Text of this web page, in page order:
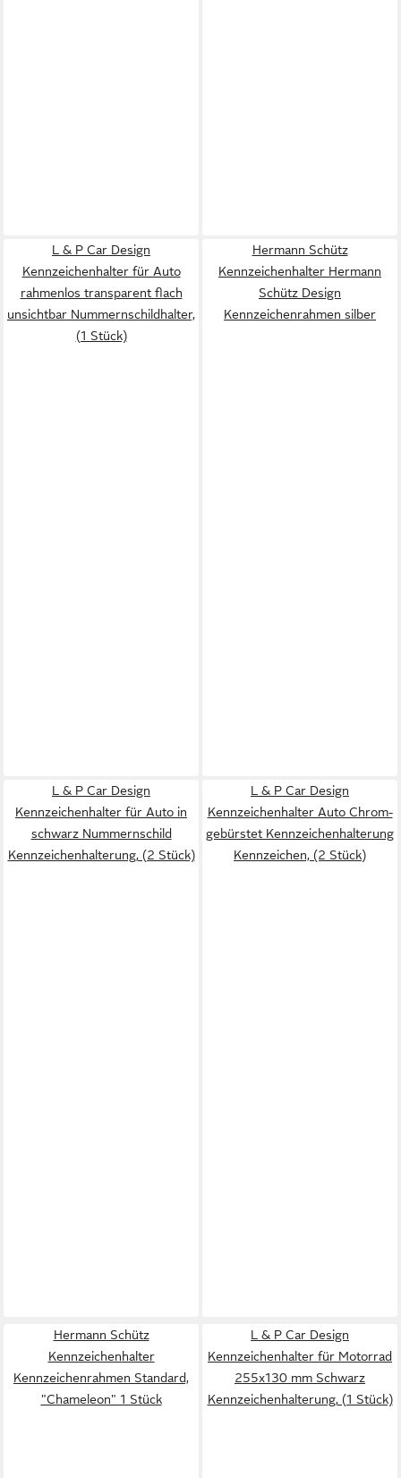
L & P Car Design
Kennzeichenhalter für Auto
rahmenlos transparent flach
unsichtbar Nummernschildhalter,
(1 Stück)
Hermann Schütz
Kennzeichenhalter Hermann
Schütz Design
Kennzeichenrahmen silber
L & P Car Design
Kennzeichenhalter für Auto in
schwarz Nummernschild
Kennzeichenhalterung, (2 Stück)
L & P Car Design
Kennzeichenhalter Auto Chrom-
gebürstet Kennzeichenhalterung
Kennzeichen, (2 Stück)
Hermann Schütz
Kennzeichenhalter
Kennzeichenrahmen Standard,
"Chameleon" 1 Stück
L & P Car Design
Kennzeichenhalter für Motorrad
255x130 mm Schwarz
Kennzeichenhalterung, (1 Stück)